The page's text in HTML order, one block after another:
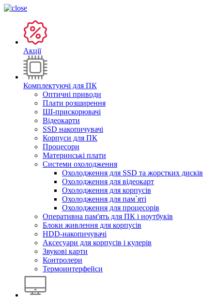
Акції
Комплектуючі для ПК
Оптичні приводи
Плати розширення
ШІ-прискорювачі
Відеокарти
SSD накопичувачі
Корпуси для ПК
Процесори
Материнські плати
Системи охолодження
Охолодження для SSD та жорстких дисків
Охолодження для відеокарт
Охолодження для корпусів
Охолодження для пам`яті
Охолодження для процесорів
Оперативна пам'ять для ПК і ноутбуків
Блоки живлення для корпусів
HDD-накопичувачі
Аксесуари для корпусів і кулерів
Звукові карти
Контролери
Термоинтерфейси